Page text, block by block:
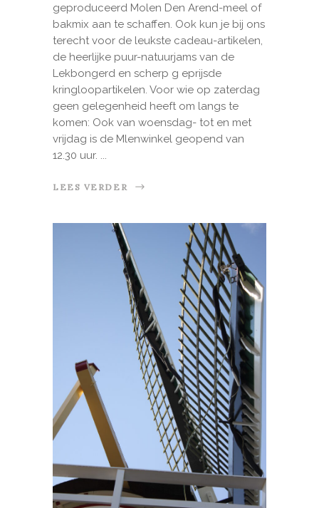
geproduceerd Molen Den Arend-meel of
bakmix aan te schaffen. Ook kun je bij ons
terecht voor de leukste cadeau-artikelen,
de heerlijke puur-natuurjams van de
Lekbongerd en scherp g eprijsde
kringloopartikelen. Voor wie op zaterdag
geen gelegenheid heeft om langs te
komen: Ook van woensdag- tot en met
vrijdag is de Mlenwinkel geopend van
12.30 uur.
LEES VERDER